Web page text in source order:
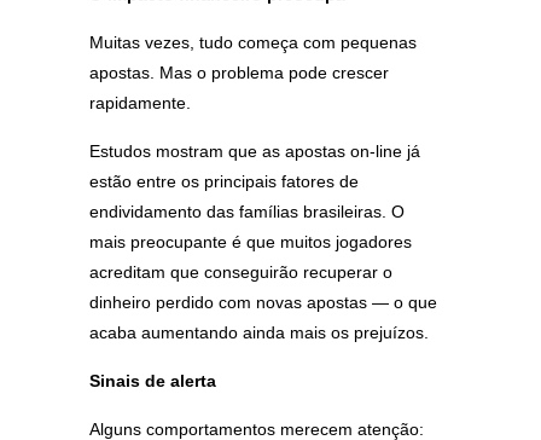
Muitas vezes, tudo começa com pequenas
apostas. Mas o problema pode crescer
rapidamente.
Estudos mostram que as apostas on-line já
estão entre os principais fatores de
endividamento das famílias brasileiras. O
mais preocupante é que muitos jogadores
acreditam que conseguirão recuperar o
dinheiro perdido com novas apostas — o que
acaba aumentando ainda mais os prejuízos.
Sinais de alerta
Alguns comportamentos merecem atenção: